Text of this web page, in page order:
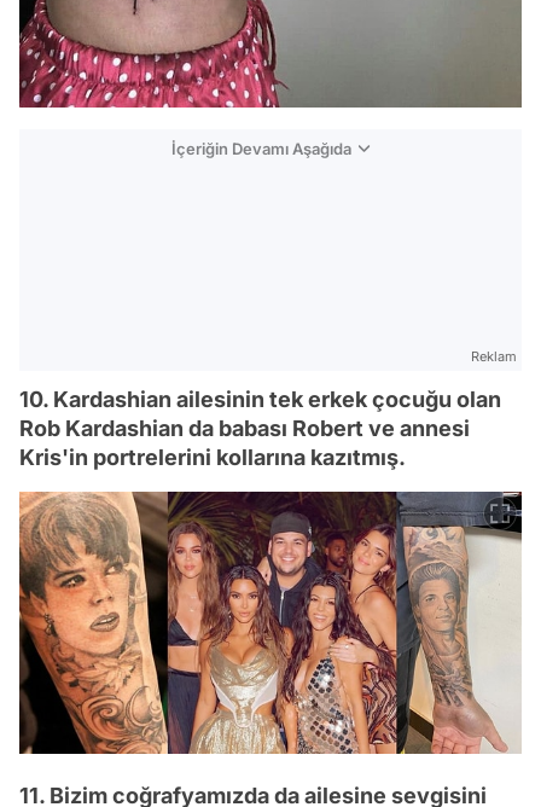
İçeriğin Devamı Aşağıda
Reklam
10. Kardashian ailesinin tek erkek çocuğu olan
Rob Kardashian da babası Robert ve annesi
Kris'in portrelerini kollarına kazıtmış.
11. Bizim coğrafyamızda da ailesine sevgisini